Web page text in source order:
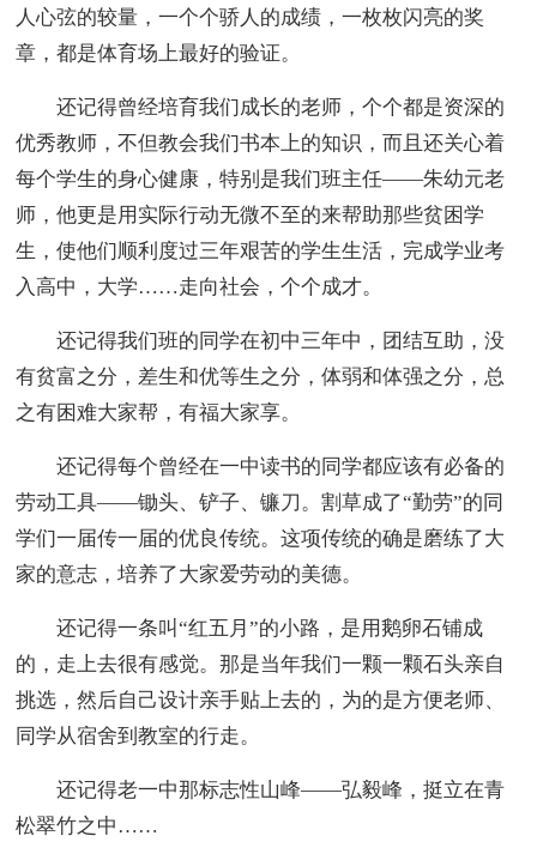
人心弦的较量，一个个骄人的成绩，一枚枚闪亮的奖
章，都是体育场上最好的验证。
还记得曾经培育我们成长的老师，个个都是资深的
优秀教师，不但教会我们书本上的知识，而且还关心着
每个学生的身心健康，特别是我们班主任——朱幼元老
师，他更是用实际行动无微不至的来帮助那些贫困学
生，使他们顺利度过三年艰苦的学生生活，完成学业考
入高中，大学……走向社会，个个成才。
还记得我们班的同学在初中三年中，团结互助，没
有贫富之分，差生和优等生之分，体弱和体强之分，总
之有困难大家帮，有福大家享。
还记得每个曾经在一中读书的同学都应该有必备的
劳动工具——锄头、铲子、镰刀。割草成了“勤劳”的同
学们一届传一届的优良传统。这项传统的确是磨练了大
家的意志，培养了大家爱劳动的美德。
还记得一条叫“红五月”的小路，是用鹅卵石铺成
的，走上去很有感觉。那是当年我们一颗一颗石头亲自
挑选，然后自己设计亲手贴上去的，为的是方便老师、
同学从宿舍到教室的行走。
还记得老一中那标志性山峰——弘毅峰，挺立在青
松翠竹之中……